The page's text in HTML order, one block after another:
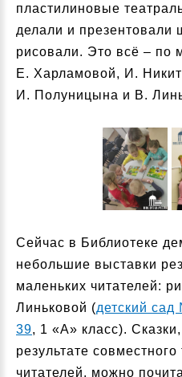
пластилиновые
делали и презентовали
рисовали. Это всё – по
Е. Харламовой, И.
И. Полуницына и В.
Сейчас в Библиотеке
небольшие выставки
маленьких читателей:
Линьковой (детский
39, 1 «А» класс).
результате
читателей, можно